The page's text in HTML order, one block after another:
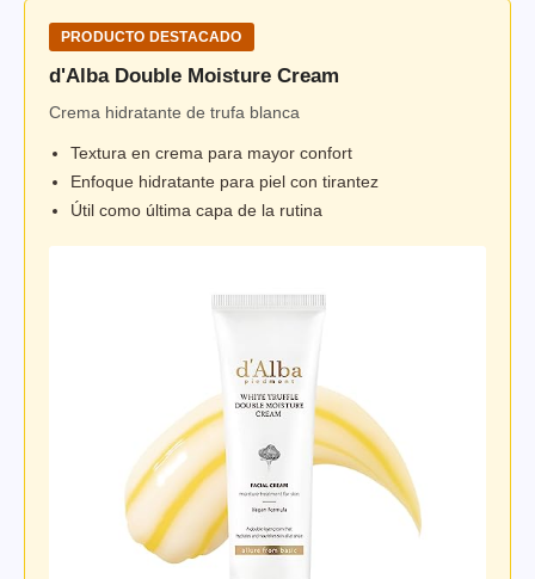
PRODUCTO DESTACADO
d'Alba Double Moisture Cream
Crema hidratante de trufa blanca
Textura en crema para mayor confort
Enfoque hidratante para piel con tirantez
Útil como última capa de la rutina